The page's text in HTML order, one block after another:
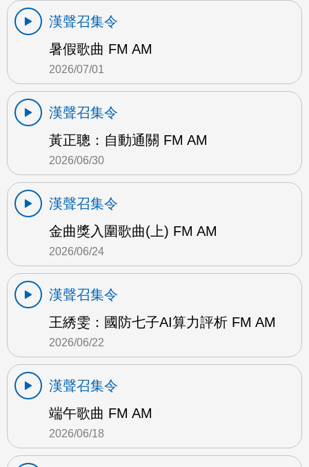
漢聲召集令
暑假歌曲 FM AM
2026/07/01
漢聲召集令
黃正聰：自動通關 FM AM
2026/06/30
漢聲召集令
金曲獎入圍歌曲(上) FM AM
2026/06/24
漢聲召集令
王綉雯：國防七子AI算力評析 FM AM
2026/06/22
漢聲召集令
端午歌曲 FM AM
2026/06/18